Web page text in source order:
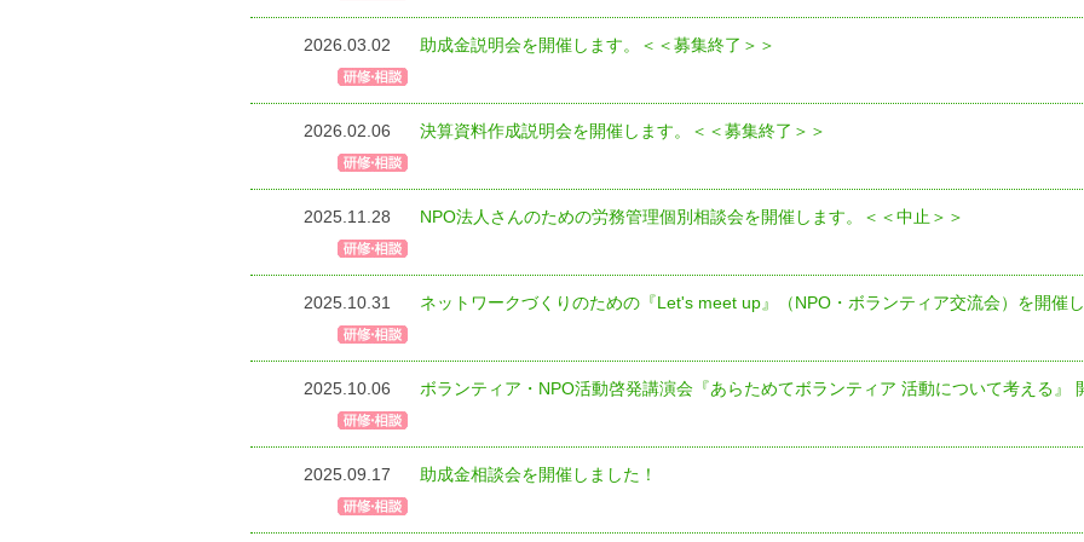
2026.03.02 助成金説明会を開催します。＜＜募集終了＞＞
2026.02.06 決算資料作成説明会を開催します。＜＜募集終了＞＞
2025.11.28 NPO法人さんのための労務管理個別相談会を開催します。＜＜中止＞＞
2025.10.31 ネットワークづくりのための『Let's meet up』（NPO・ボランティア交流会）を開催し
2025.10.06 ボランティア・NPO活動啓発講演会『あらためてボランティア 活動について考える』
2025.09.17 助成金相談会を開催しました！